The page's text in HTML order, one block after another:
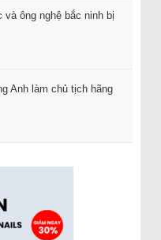
ông nghệ bắc ninh bị
Anh làm chủ tịch hãng